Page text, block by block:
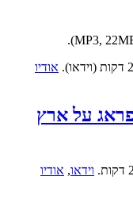
אודיו
על ארץ
וידאו, אודיו